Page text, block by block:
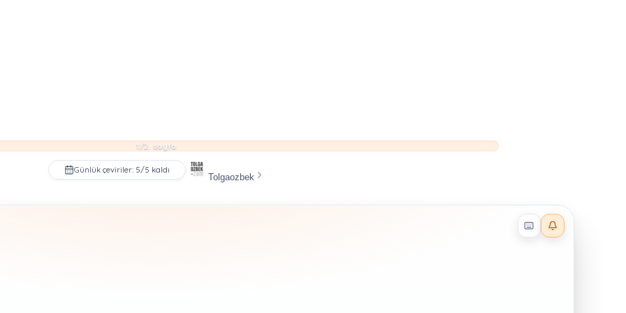
1/2. sayfa
Günlük çeviriler: 5/5 kaldı
Tolgaozbek
Reader effects on